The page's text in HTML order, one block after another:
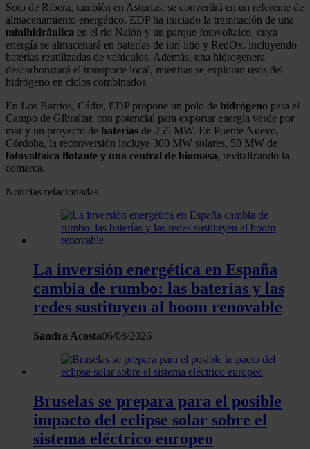
Soto de Ribera, también en Asturias, se convertirá en un referente de
almacenamiento energético. EDP ha iniciado la tramitación de una
minihidráulica en el río Nalón y un parque fotovoltaico, cuya
energía se almacenará en baterías de ion-litio y RedOx, incluyendo
baterías reutilizadas de vehículos. Además, una hidrogenera
descarbonizará el transporte local, mientras se exploran usos del
hidrógeno en ciclos combinados.
En Los Barrios, Cádiz, EDP propone un polo de hidrógeno para el
Campo de Gibraltar, con potencial para exportar energía verde por
mar y un proyecto de baterías de 255 MW. En Puente Nuevo,
Córdoba, la reconversión incluye 300 MW solares, 50 MW de
fotovoltaica flotante y una central de biomasa, revitalizando la
comarca.
Noticias relacionadas
La inversión energética en España
cambia de rumbo: las baterías y las
redes sustituyen al boom renovable
Sandra Acosta06/08/2026
Bruselas se prepara para el posible
impacto del eclipse solar sobre el
sistema eléctrico europeo